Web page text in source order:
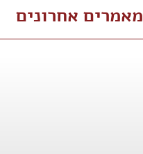
מאמרים אחרונים